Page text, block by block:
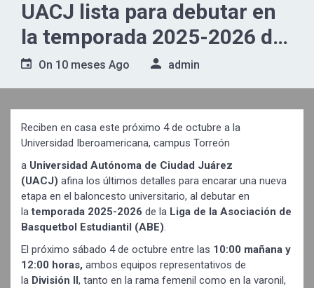
UACJ lista para debutar en
la temporada 2025-2026 de
la Liga ABE
On 10 meses Ago admin
Reciben en casa este próximo 4 de octubre a la
Universidad Iberoamericana, campus Torreón
a Universidad Autónoma de Ciudad Juárez
(UACJ) afina los últimos detalles para encarar una nueva
etapa en el baloncesto universitario, al debutar en
latemporada 2025-2026 de la Liga de la Asociación de
Basquetbol Estudiantil (ABE)
El próximo sábado 4 de octubre entre las 10:00 mañana y
12:00 horas, ambos equipos representativos de
la División II, tanto en la rama femenil como en la varonil,